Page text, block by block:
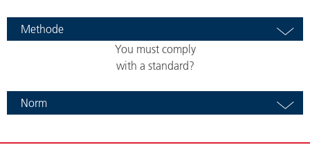
Methode
You must comply
with a standard?
Norm